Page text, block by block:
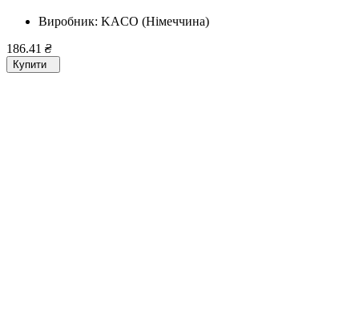
Виробник: KACO (Німеччина)
186.41 ₴
Купити